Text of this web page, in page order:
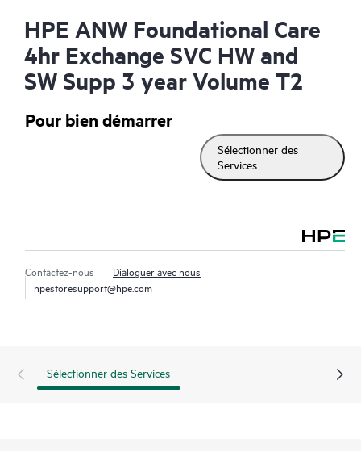
HPE ANW Foundational Care
4hr Exchange SVC HW and
SW Supp 3 year Volume T2
Pour bien démarrer
Sélectionner des
Services
Contactez-nous
Dialoguer avec nous
hpestoresupport@hpe.com
Sélectionner des Services